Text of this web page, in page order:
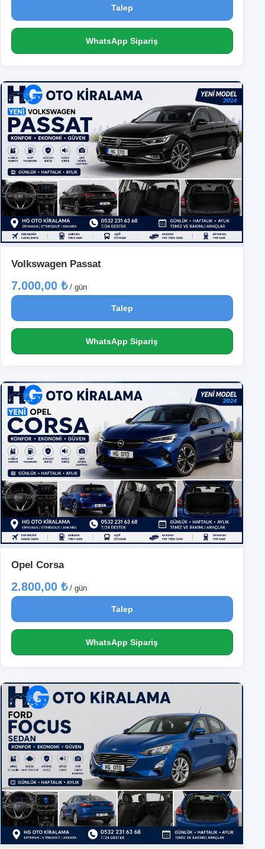
Talep
WhatsApp Sipariş
Volkswagen Passat
7.000,00 ₺ / gün
Talep
WhatsApp Sipariş
Opel Corsa
2.800,00 ₺ / gün
Talep
WhatsApp Sipariş